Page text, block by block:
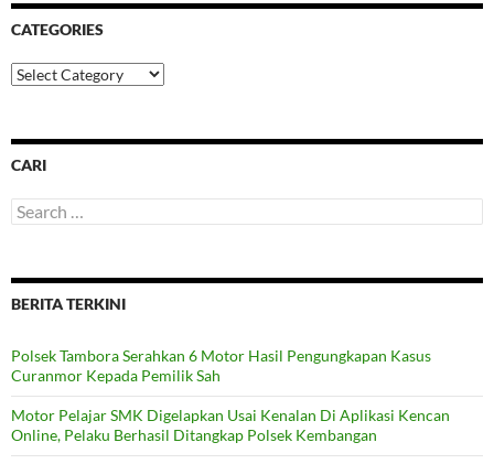
CATEGORIES
Categories
CARI
Search
for:
BERITA TERKINI
Polsek Tambora Serahkan 6 Motor Hasil Pengungkapan Kasus
Curanmor Kepada Pemilik Sah
Motor Pelajar SMK Digelapkan Usai Kenalan Di Aplikasi Kencan
Online, Pelaku Berhasil Ditangkap Polsek Kembangan